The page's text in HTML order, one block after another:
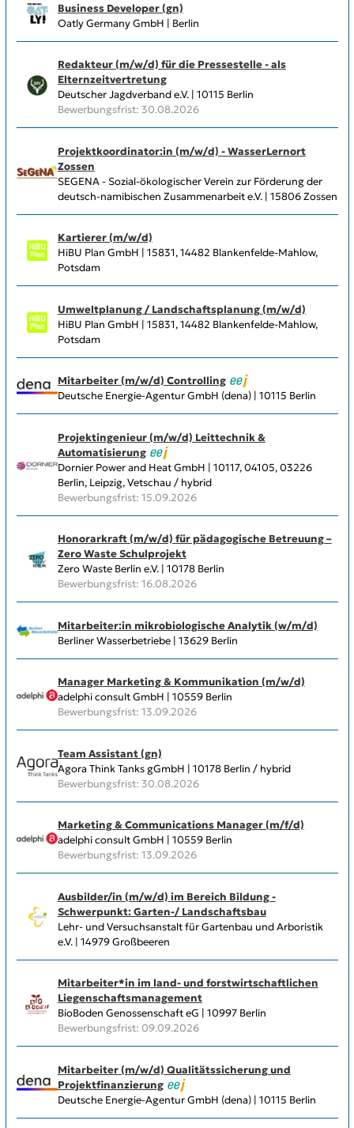
Business Developer (gn)
Oatly Germany GmbH | Berlin
Redakteur (m/w/d) für die Pressestelle - als
Elternzeitvertretung
Deutscher Jagdverband e.V. | 10115 Berlin
Bewerbungsfrist: 30.08.2026
Projektkoordinator:in (m/w/d) - WasserLernort
Zossen
SEGENA - Sozial-ökologischer Verein zur Förderung der
deutsch-namibischen Zusammenarbeit e.V. | 15806 Zossen
Kartierer (m/w/d)
HiBU Plan GmbH | 15831, 14482 Blankenfelde-Mahlow,
Potsdam
Umweltplanung / Landschaftsplanung (m/w/d)
HiBU Plan GmbH | 15831, 14482 Blankenfelde-Mahlow,
Potsdam
Mitarbeiter (m/w/d) Controlling
Deutsche Energie-Agentur GmbH (dena) | 10115 Berlin
Projektingenieur (m/w/d) Leittechnik &
Automatisierung
Dornier Power and Heat GmbH | 10117, 04105, 03226
Berlin, Leipzig, Vetschau / hybrid
Bewerbungsfrist: 15.09.2026
Honorarkraft (m/w/d) für pädagogische Betreuung –
Zero Waste Schulprojekt
Zero Waste Berlin e.V. | 10178 Berlin
Bewerbungsfrist: 16.08.2026
Mitarbeiter:in mikrobiologische Analytik (w/m/d)
Berliner Wasserbetriebe | 13629 Berlin
Manager Marketing & Kommunikation (m/w/d)
adelphi consult GmbH | 10559 Berlin
Bewerbungsfrist: 13.09.2026
Team Assistant (gn)
Agora Think Tanks gGmbH | 10178 Berlin / hybrid
Bewerbungsfrist: 30.08.2026
Marketing & Communications Manager (m/f/d)
adelphi consult GmbH | 10559 Berlin
Bewerbungsfrist: 13.09.2026
Ausbilder/in (m/w/d) im Bereich Bildung -
Schwerpunkt: Garten-/ Landschaftsbau
Lehr- und Versuchsanstalt für Gartenbau und Arboristik
e.V. | 14979 Großbeeren
Mitarbeiter*in im land- und forstwirtschaftlichen
Liegenschaftsmanagement
BioBoden Genossenschaft eG | 10997 Berlin
Bewerbungsfrist: 09.09.2026
Mitarbeiter (m/w/d) Qualitätssicherung und
Projektfinanzierung
Deutsche Energie-Agentur GmbH (dena) | 10115 Berlin